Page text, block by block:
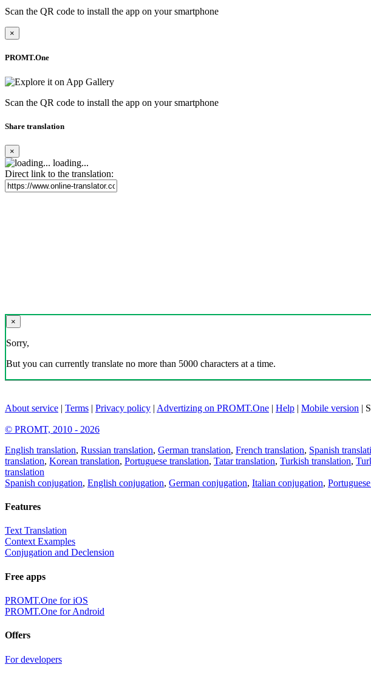
Scan the QR code to install the app on your smartphone
×
PROMT.One
Scan the QR code to install the app on your smartphone
Share translation
×
loading...
Direct link to the translation:
×
Sorry,
But you can currently translate no more than 5000 characters at a time.
About service | Terms | Privacy policy | Advertizing on PROMT.One | Help | Mobile version |
© PROMT, 2010 - 2026
English translation, Russian translation, German translation, French translation, Spanish
translation, Korean translation, Portuguese translation, Tatar translation, Turkish translation,
translation
Spanish conjugation, English conjugation, German conjugation, Italian conjugation,
Features
Text Translation
Context Examples
Conjugation and Declension
Free apps
PROMT.One for iOS
PROMT.One for Android
Offers
For developers